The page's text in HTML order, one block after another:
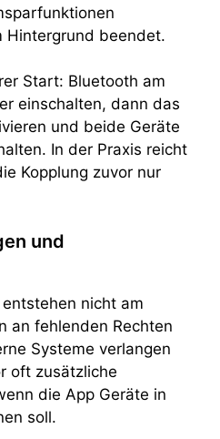
Hintergrund beendet.
Start: Bluetooth am
einschalten, dann das
und beide Geräte
In der Praxis reicht
Kopplung zuvor nur
und
nicht am
an fehlenden Rechten
Systeme verlangen
oft zusätzliche
die App Geräte in
soll.